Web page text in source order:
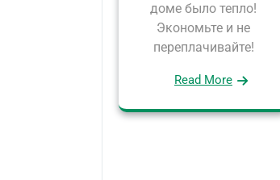
доме было тепло!
Экономьте и не
переплачивайте!
Read More